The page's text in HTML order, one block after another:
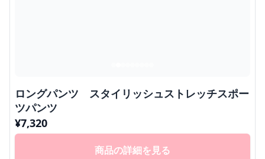
ロングパンツ スタイリッシュストレッチスポー
ツパンツ
¥7,320
商品の詳細を見る